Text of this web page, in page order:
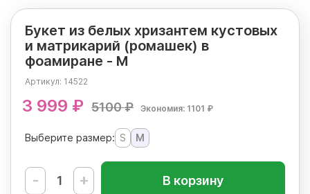
Букет из белых хризантем кустовых
и матрикарий (ромашек) в
фоамиране - M
Артикул: 14522
3 999 ₽ 5100 ₽ Экономия: 1101 ₽
Выберите размер: S M
- + В корзину